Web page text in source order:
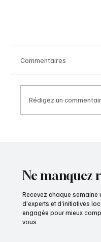
Commentaires
Rédigez un
Ne manquez
Recevez chaque semaine
d’experts et d’initiatives
engagée pour mieux
vous.